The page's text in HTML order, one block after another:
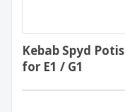
Kebab Spyd Potis
for E1 / G1